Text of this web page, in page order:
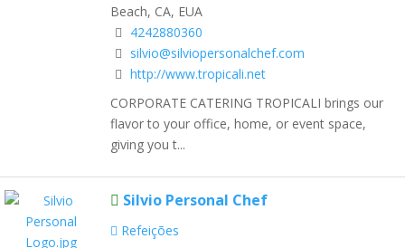
Beach, CA, EUA
4242880360
silvio@silviopersonalchef.com
http://www.tropicali.net
CORPORATE CATERING TROPICALI brings our
flavor to your office, home, or event space,
giving you t...
Silvio Personal Chef
Refeições